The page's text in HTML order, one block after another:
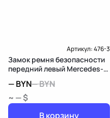
Артикул:476-3
Замок ремня безопасности
передний левый Mercedes-
—BYN—BYN
~ — $
В корзину